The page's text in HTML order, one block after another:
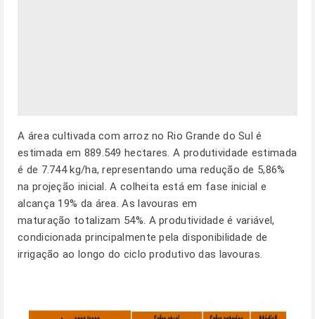
A área cultivada com arroz no Rio Grande do Sul é
estimada em 889.549 hectares. A produtividade estimada
é de 7.744 kg/ha, representando uma redução de 5,86%
na projeção inicial. A colheita está em fase inicial e
alcança 19% da área. As lavouras em
maturação totalizam 54%. A produtividade é variável,
condicionada principalmente pela disponibilidade de
irrigação ao longo do ciclo produtivo das lavouras.